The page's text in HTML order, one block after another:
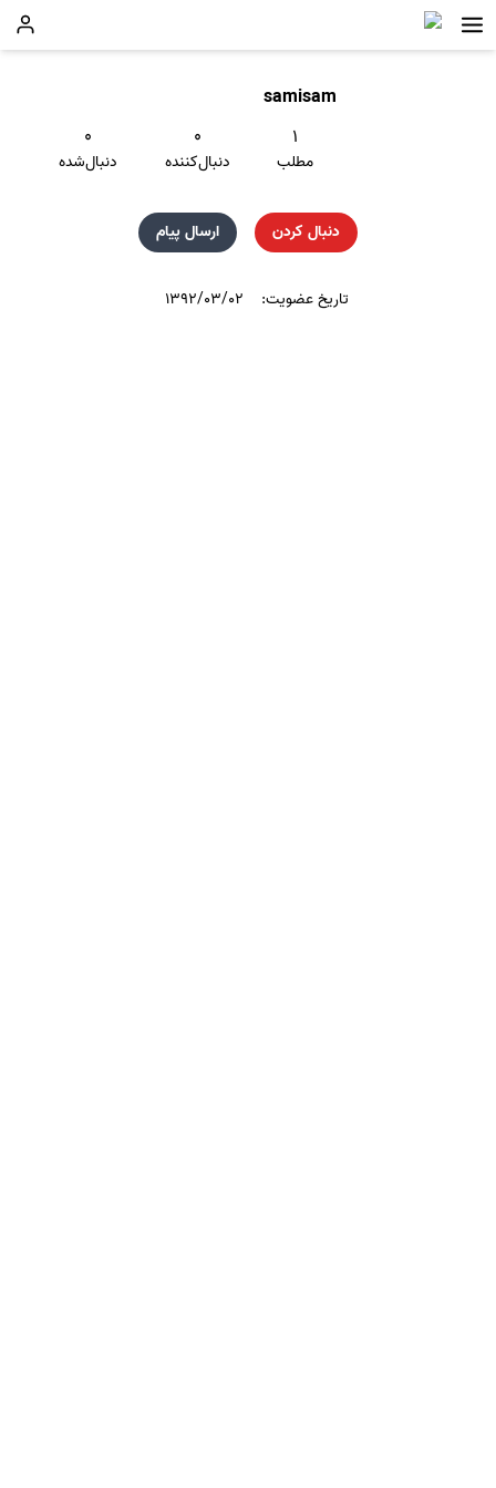
samisam
۱
مطلب
۰
دنبال‌کننده
۰
دنبال‌شده
دنبال کردن ارسال پیام
تاریخ عضویت: ۱۳۹۲/۰۳/۰۲